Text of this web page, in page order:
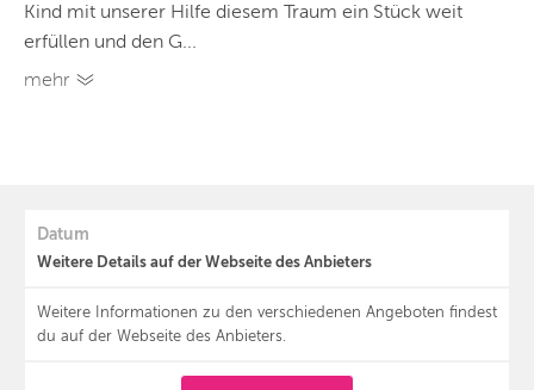
Kind mit unserer Hilfe diesem Traum ein Stück weit
erfüllen und den G...
mehr
Datum
Weitere Details auf der Webseite des Anbieters
Weitere Informationen zu den verschiedenen Angeboten findest
du auf der Webseite des Anbieters.